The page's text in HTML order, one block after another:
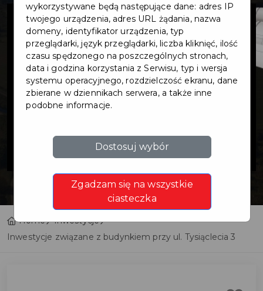
Inwestycje
związane z
budynkiem
przy ul.
Tysiąclecia 3
Home
Inwestycje
Inwestycje związane z budynkiem przy ul. Tysiąclecia 3
wykorzystywane będą następujące dane: adres IP
twojego urządzenia, adres URL żądania, nazwa
domeny, identyfikator urządzenia, typ
przeglądarki, język przeglądarki, liczba kliknięć, ilość
czasu spędzonego na poszczególnych stronach,
data i godzina korzystania z Serwisu, typ i wersja
systemu operacyjnego, rozdzielczość ekranu, dane
zbierane w dziennikach serwera, a także inne
podobne informacje.
Dostosuj wybór
Zgadzam się na wszystkie
ciasteczka